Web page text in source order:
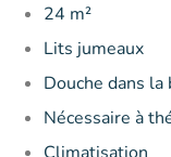
24 m²
Lits jumeaux
Douche dans la
Nécessaire à